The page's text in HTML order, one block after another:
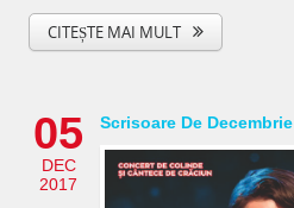
CITEȘTE MAI MULT
05
DEC
2017
Scrisoare De Decembrie